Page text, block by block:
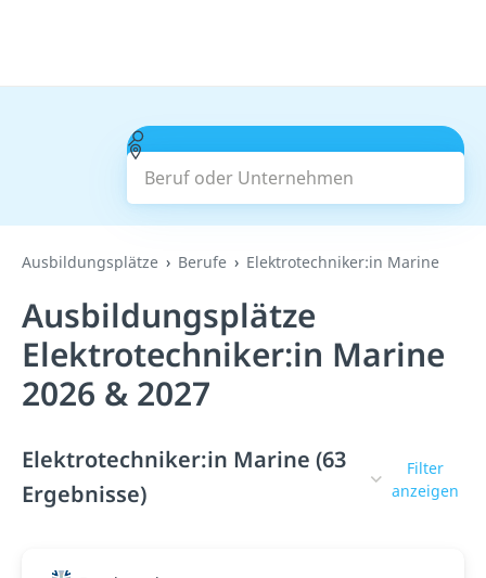
Beruf oder Unternehmen
Suchen
Ausbildungsplätze Berufe Elektrotechniker:in Marine
Ausbildungsplätze
Elektrotechniker:in Marine
2026 & 2027
Elektrotechniker:in Marine (63
Ergebnisse)
Filter
anzeigen